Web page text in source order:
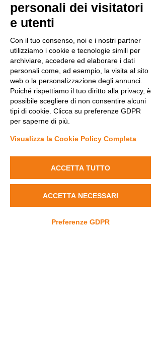
Post recenti Mostra tutti
UNI UP
Commenti
personali dei visitatori
e utenti
Con il tuo consenso, noi e i nostri partner
utilizziamo i cookie e tecnologie simili per
archiviare, accedere ed elaborare i dati
personali come, ad esempio, la visita al sito
web o la personalizzazione degli annunci.
Poiché rispettiamo il tuo diritto alla privacy, è
possibile scegliere di non consentire alcuni
tipi di cookie. Clicca su preferenze GDPR
per saperne di più.
Visualizza la Cookie Policy Completa
ACCETTA TUTTO
ACCETTA NECESSARI
Preferenze GDPR